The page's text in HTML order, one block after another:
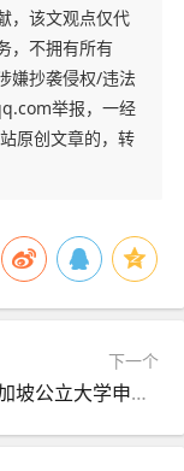
，该文观点仅代
，不拥有所有
嫌抄袭侵权/违法
举报，一经
原创文章的，转
下一个
2024新加坡公立大学申请攻略